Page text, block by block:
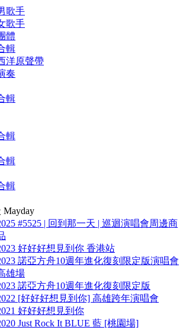
歌手
歌手
體
輯
洋原聲帶
奏
輯
輯
輯
輯
Mayday
#5525 | 回到那一天 | 巡迴演唱會周邊商
好好好想見到你 香港站
諾亞方舟10週年進化復刻限定版演唱會
雄場
諾亞方舟10週年進化復刻限定版
[好好好想見到你] 高雄跨年演唱會
好好好想見到你
Just Rock It BLUE 藍 [桃園場]